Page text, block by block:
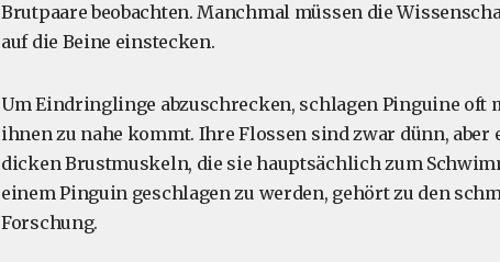
Brutpaare beobachten. Manchmal müssen die
auf die Beine einstecken.
Um Eindringlinge abzuschrecken, schlagen Pinguine oft
ihnen zu nahe kommt. Ihre Flossen sind zwar dünn,
dicken Brustmuskeln, die sie hauptsächlich zum
einem Pinguin geschlagen zu werden, gehört zu den
Forschung.